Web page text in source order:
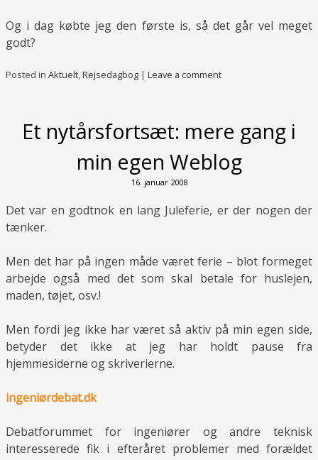
Og i dag købte jeg den første is, så det går vel meget
godt?
Posted in Aktuelt Rejsedagbog | Leave a comment
Et nytårsfortsæt: mere gang i
min egen Weblog
16. januar 2008
Det var en godtnok en lang Juleferie, er der nogen der
tænker.
Men det har på ingen måde været ferie – blot formeget
arbejde også med det som skal betale for huslejen,
maden, tøjet, osv.!
Men fordi jeg ikke har været så aktiv på min egen side,
betyder det ikke at jeg har holdt pause fra
hjemmesiderne og skriverierne.
ingeniørdebat.dk
Debatforummet for ingeniører og andre teknisk
interesserede fik i efteråret problemer med forældet